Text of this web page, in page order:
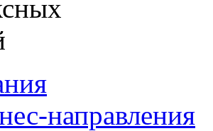
направления